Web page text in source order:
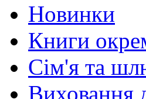
Новинки
Книги
Сім'я та
Виховання